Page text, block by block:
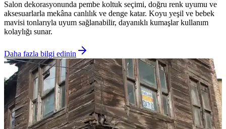
Salon dekorasyonunda pembe koltuk seçimi, doğru renk uyumu ve
aksesuarlarla mekâna canlılık ve denge katar. Koyu yeşil ve bebek
mavisi tonlarıyla uyum sağlanabilir, dayanıklı kumaşlar kullanım
kolaylığı sunar.
Daha fazla bilgi edinin